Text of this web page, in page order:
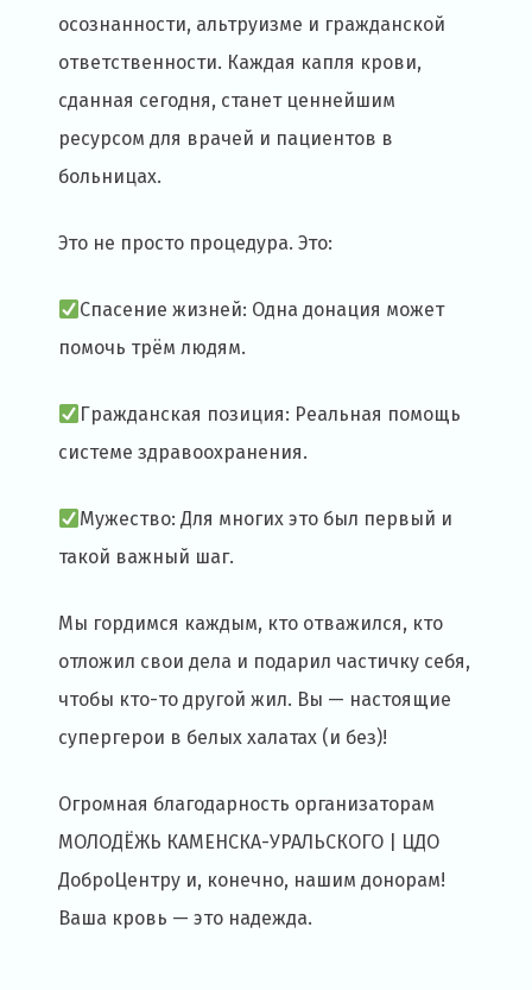
осознанности, альтруизме и гражданской
ответственности. Каждая капля крови,
сданная сегодня, станет ценнейшим
ресурсом для врачей и пациентов в
больницах.
Это не просто процедура. Это:
Спасение жизней: Одна донация может
помочь трём людям.
Гражданская позиция: Реальная помощь
системе здравоохранения.
Мужество: Для многих это был первый и
такой важный шаг.
Мы гордимся каждым, кто отважился, кто
отложил свои дела и подарил частичку себя,
чтобы кто-то другой жил. Вы — настоящие
супергерои в белых халатах (и без)!
Огромная благодарность организаторам
МОЛОДЁЖЬ КАМЕНСКА-УРАЛЬСКОГО | ЦДО
ДоброЦентру и, конечно, нашим донорам!
Ваша кровь — это надежда.